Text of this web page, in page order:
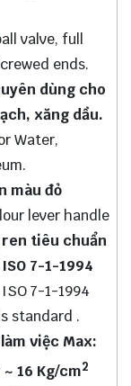
valve, full
ends.
dùng cho
xăng dầu.
Water,
màu đỏ
lever handle
tiêu chuẩn
ISO 7-1-1994
ISO 7-1-1994
standard .
việc Max:
~ 16 Kg/cm2